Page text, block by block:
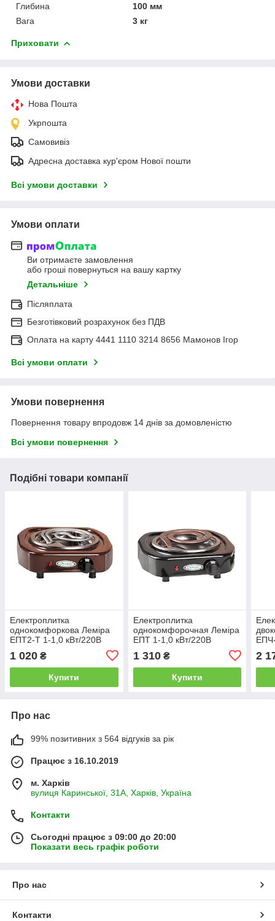
Глибина
100 мм
Вага
3 кг
Приховати
Умови доставки
Нова Пошта
Укрпошта
Самовивіз
Адресна доставка кур'єром Нової пошти
Всі умови доставки
Умови оплати
Ви отримаєте замовлення
або гроші повернуться на вашу картку
Детальніше
Післяплата
Безготівковий розрахунок без ПДВ
Оплата на карту 4441 1110 3214 8656 Мамонов Ігор
Всі умови оплати
Умови повернення
Повернення товару впродовж 14 днів за домовленістю
Всі умови повернення
Подібні товари компанії
Електроплитка
однокомфоркова Леміра
ЕПТ2-Т 1-1,0 кВт/220В
1 020 ₴
Купити
Електроплитка
однокомфорочная Леміра
ЕПТ 1-1,0 кВт/220В
1 310₴
Купити
2
Про нас
99% позитивних з 564 відгуків за рік
Працює з 16.10.2019
м. Харків
вулиця Каринської, 31А, Харків, Україна
Контакти
Сьогодні працює з 09:00 до 20:00
Показати весь графік роботи
Про нас
Контакти